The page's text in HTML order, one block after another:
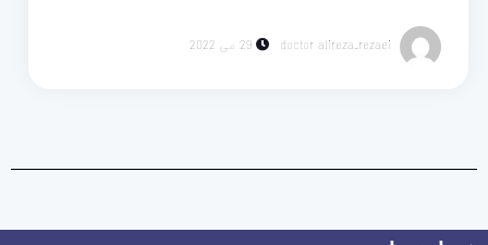
doctor alireza_rezaei 29 می 2022